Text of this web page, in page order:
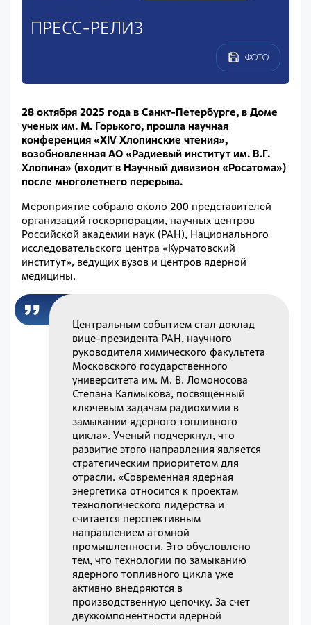
ПРЕСС-РЕЛИЗ
ФОТО
28 октября 2025 года в Санкт-Петербурге, в Доме
ученых им. М. Горького, прошла научная
конференция «XIV Хлопинские чтения»,
возобновленная АО «Радиевый институт им. В.Г.
Хлопина» (входит в Научный дивизион «Росатома»)
после многолетнего перерыва.
Мероприятие собрало около 200 представителей
организаций госкорпорации, научных центров
Российской академии наук (РАН), Национального
исследовательского центра «Курчатовский
институт», ведущих вузов и центров ядерной
медицины.
Центральным событием стал доклад
вице-президента РАН, научного
руководителя химического факультета
Московского государственного
университета им. М. В. Ломоносова
Степана Калмыкова, посвященный
ключевым задачам радиохимии в
замыкании ядерного топливного
цикла». Ученый подчеркнул, что
развитие этого направления является
стратегическим приоритетом для
отрасли. «Современная ядерная
энергетика относится к проектам
технологического лидерства и
считается перспективным
направлением атомной
промышленности. Это обусловлено
тем, что технологии по замыканию
ядерного топливного цикла уже
активно внедряются в
производственную цепочку. За счет
двухкомпонентности ядерной